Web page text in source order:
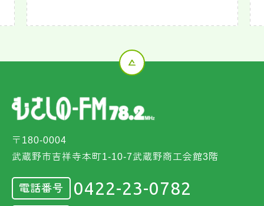
〒180-0004
武蔵野市吉祥寺本町1-10-7武蔵野商工会館3階
電話番号 0422-23-0782